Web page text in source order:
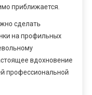
приближается.
сделать
на профильных
вдохновение
профессиональной